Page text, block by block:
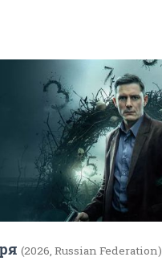
(2026, Russian Federation)